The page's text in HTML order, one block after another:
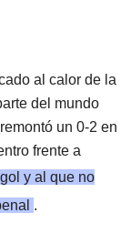
al calor de la
del mundo
un 0-2 en
frente a
y al que no
.